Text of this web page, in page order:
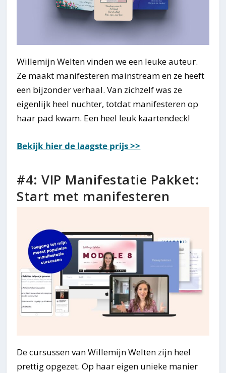
Willemijn Welten vinden we een leuke auteur.
Ze maakt manifesteren mainstream en ze heeft
een bijzonder verhaal. Van zichzelf was ze
eigenlijk heel nuchter, totdat manifesteren op
haar pad kwam. Een heel leuk kaartendeck!
Bekijk hier de laagste prijs >>
#4: VIP Manifestatie Pakket:
Start met manifesteren
De cursussen van Willemijn Welten zijn heel
prettig opgezet. Op haar eigen unieke manier